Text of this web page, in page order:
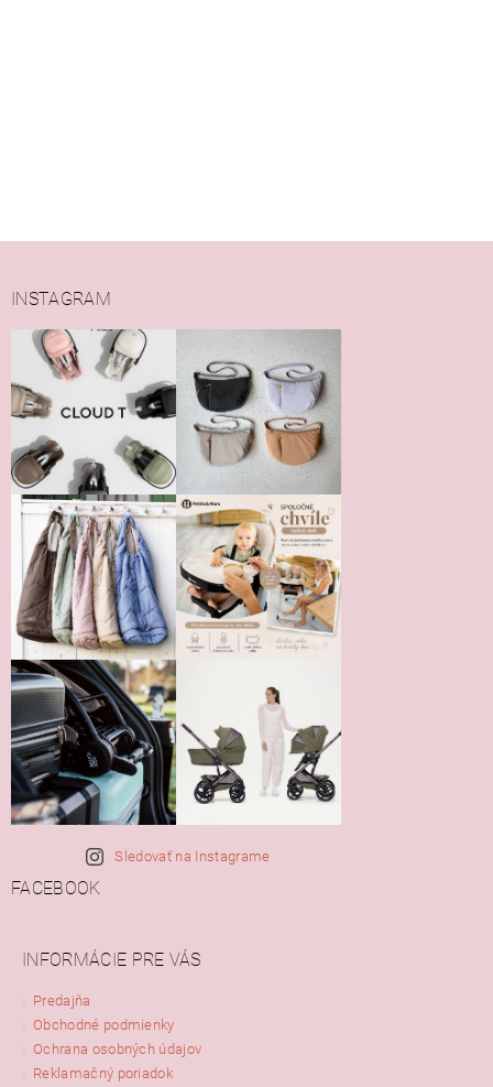
INSTAGRAM
Sledovať na Instagrame
FACEBOOK
INFORMÁCIE PRE VÁS
Predajňa
Obchodné podmienky
Ochrana osobných údajov
Reklamačný poriadok